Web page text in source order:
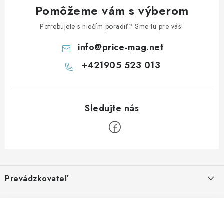
Pomôžeme vám s výberom
Potrebujete s niečím poradiť? Sme tu pre vás!
info@price-mag.net
+421905 523 013
pPrevádzkovateľ